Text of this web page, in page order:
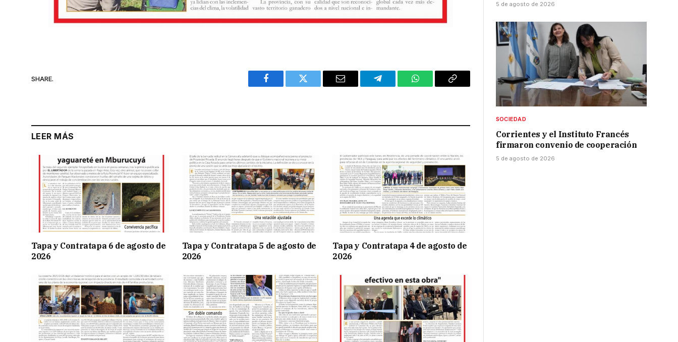
SHARE.
Facebook Twitter Email Telegram WhatsAppCopy
LEER MÁS
Tapa y Contratapa 6 de agosto de
2026
Tapa y Contratapa 5 de agosto de
2026
Tapa y Contratapa 4 de agosto de
2026
5 de agosto de 2026
SOCIEDAD
Corrientes y el Instituto Francés
firmaron convenio de cooperación
5 de agosto de 2026